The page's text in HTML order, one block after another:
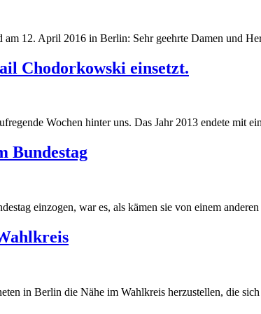
12. April 2016 in Berlin: Sehr geehrte Damen und
Chodorkowski einsetzt.
Wochen hinter uns. Das Jahr 2013 endete mit
Bundestag
einzogen, war es, als kämen sie von einem
in Berlin die Nähe im Wahlkreis herzustellen, die